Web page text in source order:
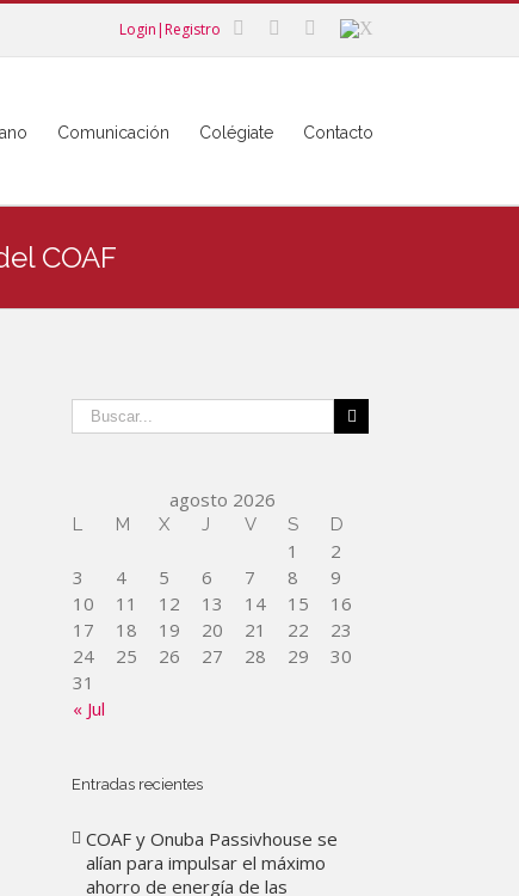
Login|Registro
Comunicación Colégiate Contacto
COAF
agosto 2026
L M X J V S D
« Jul
1
2
3
4 5 6 7 8
9
10
11 12 13 14 15
16
17
18 19 20 21 22
23
24
25 26 27 28 29
30
31
Entradas recientes
COAF y Onuba Passivhouse se
alían para impulsar el máximo
ahorro de energía de las